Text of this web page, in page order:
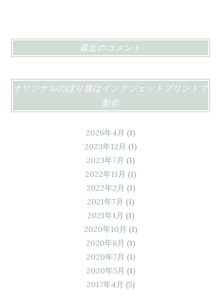
最近のコメント
オリジナルのぼり旗はインクジェットプリントで
製作
2026年4月 (1)
2023年12月 (1)
2023年7月 (1)
2022年11月 (1)
2022年2月 (1)
2021年7月 (1)
2021年1月 (1)
2020年10月 (1)
2020年8月 (1)
2020年7月 (1)
2020年5月 (1)
2017年4月 (5)